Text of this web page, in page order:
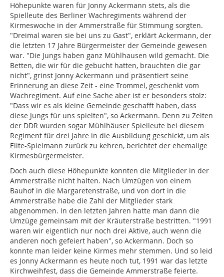
Höhepunkte waren für Jonny Ackermann stets, als die
Spielleute des Berliner Wachregiments während der
Kirmeswoche in der Ammerstraße für Stimmung sorgten.
"Dreimal waren sie bei uns zu Gast", erklärt Ackermann, der
die letzten 17 Jahre Bürgermeister der Gemeinde gewesen
war. "Die Jungs haben ganz Mühlhausen wild gemacht. Die
Betten, die wir für die gebucht hatten, brauchten die gar
nicht", grinst Jonny Ackermann und präsentiert seine
Erinnerung an diese Zeit - eine Trommel, geschenkt vom
Wachregiment. Auf eine Sache aber ist er besonders stolz:
"Dass wir es als kleine Gemeinde geschafft haben, dass
diese Jungs für uns spielten", so Ackermann. Denn zu Zeiten
der DDR wurden sogar Mühlhäuser Spielleute bei diesem
Regiment für drei Jahre in die Ausbildung geschickt, um als
Elite-Spielmann zurück zu kehren, berichtet der ehemalige
Kirmesbürgermeister.
Doch auch diese Höhepunkte konnten die Mitglieder in der
Ammerstraße nicht halten. Nach Umzügen von einem
Bauhof in die Margaretenstraße, und von dort in die
Ammerstraße habe die Zahl der Mitglieder stark
abgenommen. In den letzten Jahren hatte man dann die
Umzüge gemeinsam mit der Kräuterstraße bestritten. "1991
waren wir eigentlich nur noch drei Aktive, auch wenn die
anderen noch gefeiert haben", so Ackermann. Doch so
konnte man leider keine Kirmes mehr stemmen. Und so leid
es Jonny Ackermann es heute noch tut, 1991 war das letzte
Kirchweihfest, dass die Gemeinde Ammerstraße feierte.